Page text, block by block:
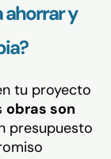
ahorrar y
tu proyecto
obras son
presupuesto